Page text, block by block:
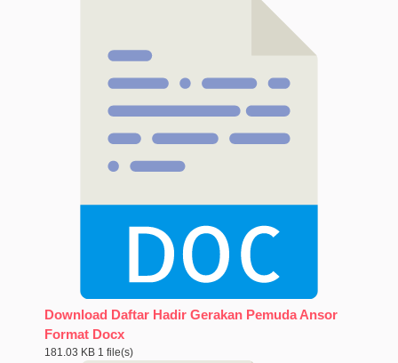
Download Daftar Hadir Gerakan Pemuda Ansor
Format Docx
181.03 KB 1 file(s)